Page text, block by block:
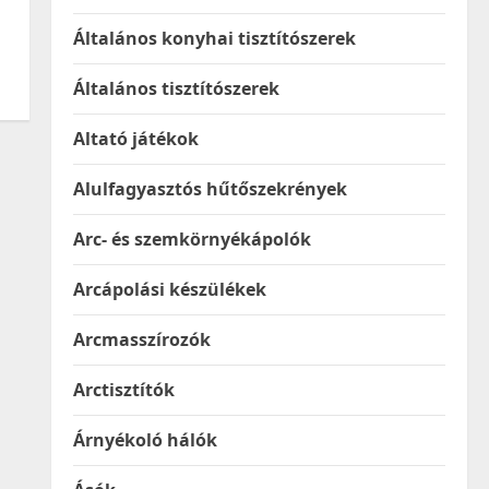
Általános konyhai tisztítószerek
Általános tisztítószerek
Altató játékok
Alulfagyasztós hűtőszekrények
Arc- és szemkörnyékápolók
Arcápolási készülékek
Arcmasszírozók
Arctisztítók
Árnyékoló hálók